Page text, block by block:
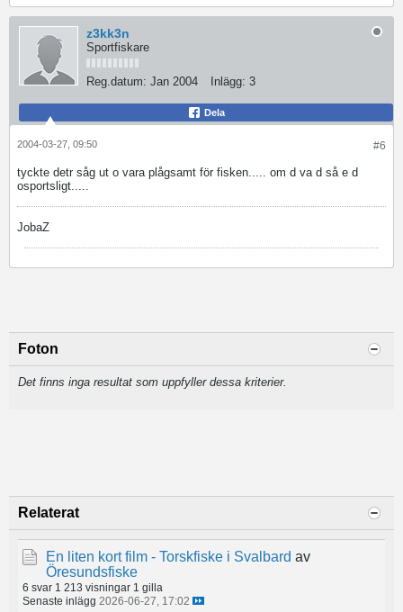
z3kk3n
Sportfiskare
Reg.datum: Jan 2004 Inlägg: 3
Dela
#6
2004-03-27, 09:50
tyckte detr såg ut o vara plågsamt för fisken..... om d va d så e d
osportsligt.....
JobaZ
Foton
Det finns inga resultat som uppfyller dessa kriterier.
Relaterat
En liten kort film - Torskfiske i Svalbard av
Öresundsfiske
6 svar 1 213 visningar 1 gilla
Senaste inlägg 2026-06-27, 17:02